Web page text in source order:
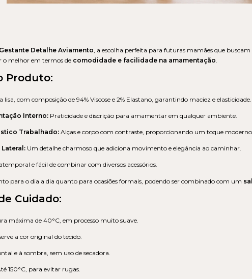
Detalhe Aviamento , a escolha perfeita para futuras mamães que
o melhor em termos de comodidade e facilidade na amamentação
Produto:
lisa, com composição de 94% Viscose e 2% Elastano, garantindo maciez e elasticidade.
Interno: Praticidade e discrição para amamentar em qualquer ambiente.
Trabalhado: Alças e corpo com contraste, proporcionando um toque moderno
Lateral: Um detalhe charmoso que adiciona movimento e elegância ao caminhar.
e fácil de combinar com diversos acessórios.
para o dia a dia quanto para ocasiões formais, podendo ser combinado com um
Cuidado:
máxima de 40°C, em processo muito suave.
a cor original do tecido.
e à sombra, sem uso de secadora.
150°C, para evitar rugas.